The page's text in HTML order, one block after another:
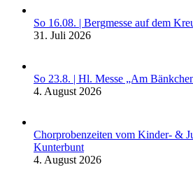
So 16.08. | Bergmesse auf dem
31. Juli 2026
So 23.8. | Hl. Messe „Am
4. August 2026
Chorprobenzeiten vom Kinder- &
Kunterbunt
4. August 2026